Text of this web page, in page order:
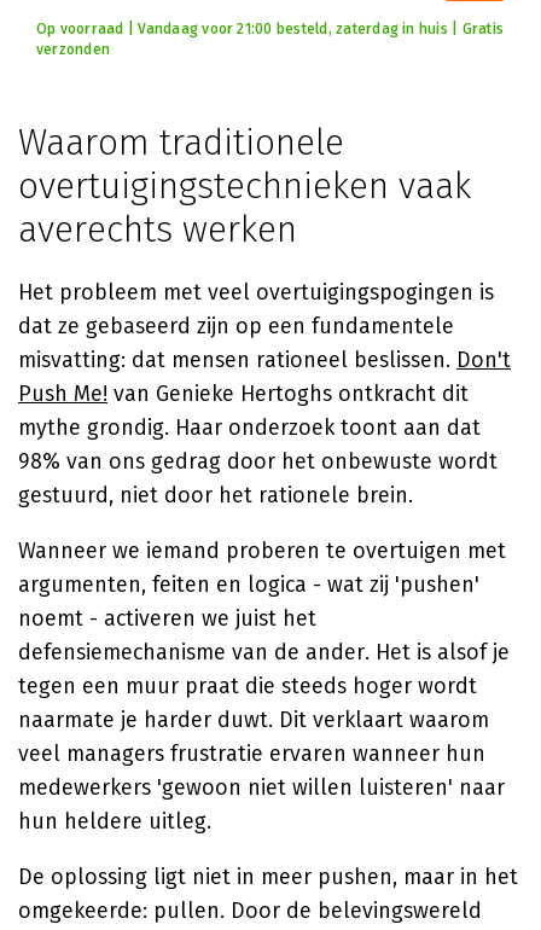
Op voorraad | Vandaag voor 21:00 besteld, zaterdag in huis | Gratis
verzonden
Waarom traditionele
overtuigingstechnieken vaak
averechts werken
Het probleem met veel overtuigingspogingen is
dat ze gebaseerd zijn op een fundamentele
misvatting: dat mensen rationeel beslissen. Don't
Push Me! van Genieke Hertoghs ontkracht dit
mythe grondig. Haar onderzoek toont aan dat
98% van ons gedrag door het onbewuste wordt
gestuurd, niet door het rationele brein.
Wanneer we iemand proberen te overtuigen met
argumenten, feiten en logica - wat zij 'pushen'
noemt - activeren we juist het
defensiemechanisme van de ander. Het is alsof je
tegen een muur praat die steeds hoger wordt
naarmate je harder duwt. Dit verklaart waarom
veel managers frustratie ervaren wanneer hun
medewerkers 'gewoon niet willen luisteren' naar
hun heldere uitleg.
De oplossing ligt niet in meer pushen, maar in het
omgekeerde: pullen. Door de belevingswereld